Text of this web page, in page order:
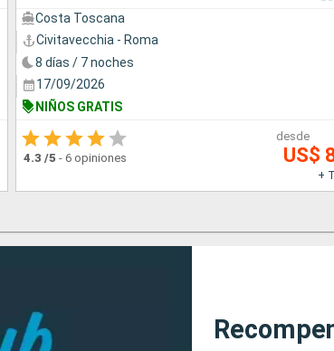
Costa Toscana
Civitavecchia - Roma
8 días / 7 noches
17/09/2026
NIÑOS GRATIS
4.3 /5 -6 opiniones
desde
US$
+